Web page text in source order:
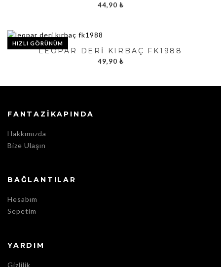
44,90 ₺
HIZLI GÖRÜNÜM
LEOPAR DERI KIRBAÇ FK1988
49,90 ₺
FANTAZIKAPINDA
Hakkımızda
Bize Ulaşın
BAĞLANTILAR
Hesabım
Sepetim
YARDIM
Gizlilik